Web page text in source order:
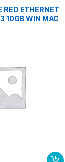
RED ETHERNET
10GB WIN MAC